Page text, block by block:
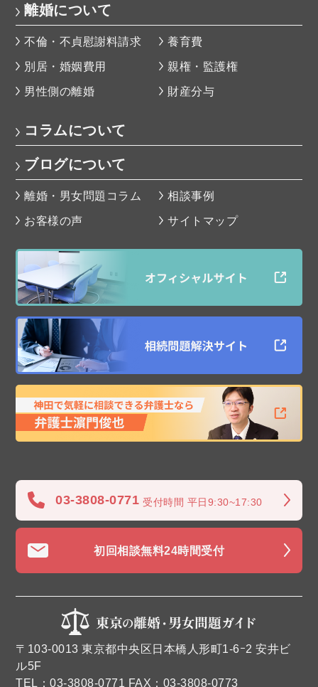
離婚について
不倫・不貞慰謝料請求
養育費
別居・婚姻費用
親権・監護権
男性側の離婚
財産分与
コラムについて
ブログについて
離婚・男女問題コラム
相談事例
お客様の声
サイトマップ
03-3808-0771 受付時間 平日9:30~17:30
初回相談無料24時間受付
〒103-0013 東京都中央区日本橋人形町1-6ｰ2 安井ビ
ル5F
TEL：03-3808-0771 FAX：03-3808-0773